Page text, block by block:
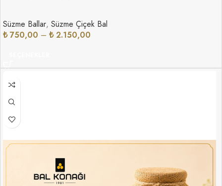
Süzme Ballar, Süzme Çiçek Bal
₺750,00 – ₺2.150,00